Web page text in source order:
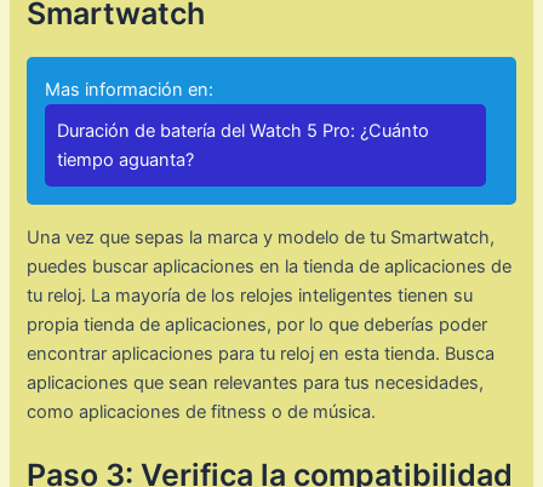
Smartwatch
Mas información en:
Duración de batería del Watch 5 Pro: ¿Cuánto
tiempo aguanta?
Una vez que sepas la marca y modelo de tu Smartwatch,
puedes buscar aplicaciones en la tienda de aplicaciones de
tu reloj. La mayoría de los relojes inteligentes tienen su
propia tienda de aplicaciones, por lo que deberías poder
encontrar aplicaciones para tu reloj en esta tienda. Busca
aplicaciones que sean relevantes para tus necesidades,
como aplicaciones de fitness o de música.
Paso 3: Verifica la compatibilidad